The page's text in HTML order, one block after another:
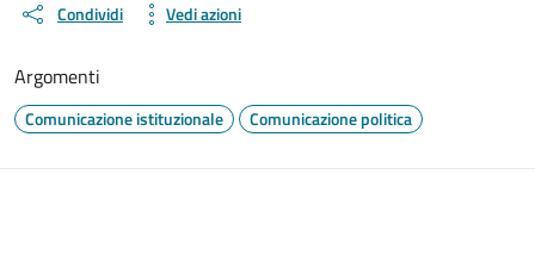
Condividi Vedi azioni
Argomenti
Comunicazione istituzionale Comunicazione politica